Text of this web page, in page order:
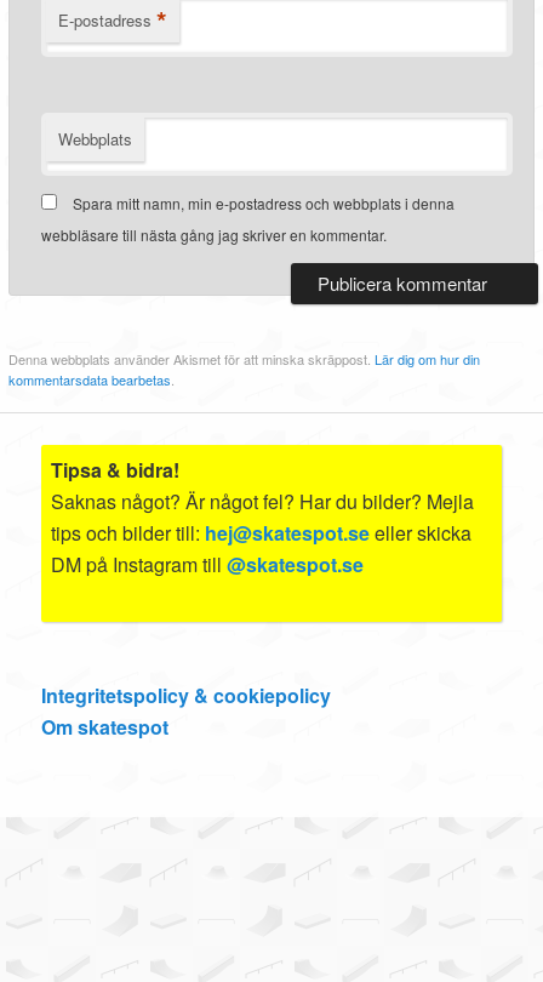
E-postadress *
Webbplats
Spara mitt namn, min e-postadress och webbplats i denna
webbläsare till nästa gång jag skriver en kommentar.
Denna webbplats använder Akismet för att minska skräppost.Lär dig om hur din
kommentarsdata bearbetas.
Tipsa & bidra!
Saknas något? Är något fel? Har du bilder? Mejla
tips och bilder till: hej@skatespot.seeller skicka
DM på Instagram till@skatespot.se
Integritetspolicy & cookiepolicy
Om skatespot